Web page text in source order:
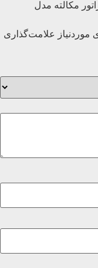
مکالته مدل
علامت‌گذاری